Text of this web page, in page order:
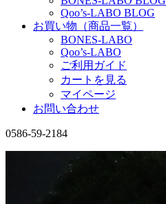
Qoo’s-LABO BLOG
お買い物（商品一覧）
BONES-LABO
Qoo’s-LABO
ご利用ガイド
カートを見る
マイページ
お問い合わせ
0586-59-2184